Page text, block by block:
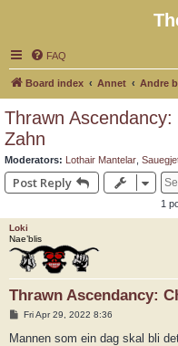
FAQ
Board index Annet Andre
Thrawn
Zahn
Moderators: Lothair Mantelar
Post Reply
1
Loki
Nae’blis
Thrawn Ascendancy:
P
s
Fri Apr 29, 2022 8:36
Mannen som ein dag skal bli